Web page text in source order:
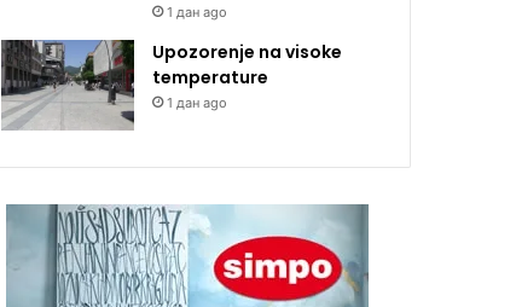
1 дан ago
Upozorenje na visoke
temperature
1 дан ago